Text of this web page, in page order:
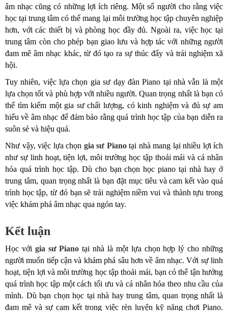
âm nhạc cũng có những lợi ích riêng. Một số người cho rằng việc
học tại trung tâm có thể mang lại môi trường học tập chuyên nghiệp
hơn, với các thiết bị và phòng học đầy đủ. Ngoài ra, việc học tại
trung tâm còn cho phép bạn giao lưu và hợp tác với những người
đam mê âm nhạc khác, từ đó tạo ra sự thúc đẩy và trải nghiệm xã
hội.
Tuy nhiên, việc lựa chọn gia sư dạy đàn Piano tại nhà vẫn là một
lựa chọn tốt và phù hợp với nhiều người. Quan trọng nhất là bạn có
thể tìm kiếm một gia sư chất lượng, có kinh nghiệm và đủ sự am
hiểu về âm nhạc để đảm bảo rằng quá trình học tập của bạn diễn ra
suôn sẻ và hiệu quả.
Như vậy, việc lựa chọn gia sư Pianotại nhà mang lại nhiều lợi ích
như sự linh hoạt, tiện lợi, môi trường học tập thoải mái và cá nhân
hóa quá trình học tập. Dù cho bạn chọn học piano tại nhà hay ở
trung tâm, quan trọng nhất là bạn đặt mục tiêu và cam kết vào quá
trình học tập, từ đó bạn sẽ trải nghiệm niềm vui và thành tựu trong
việc khám phá âm nhạc qua ngón tay.
Kết luận
Học với gia sư Piano tại nhà là một lựa chọn hợp lý cho những
người muốn tiếp cận và khám phá sâu hơn về âm nhạc. Với sự linh
hoạt, tiện lợi và môi trường học tập thoải mái, bạn có thể tận hưởng
quá trình học tập một cách tối ưu và cá nhân hóa theo nhu cầu của
mình. Dù bạn chọn học tại nhà hay trung tâm, quan trọng nhất là
đam mê và sự cam kết trong việc rèn luyện kỹ năng chơi Piano.